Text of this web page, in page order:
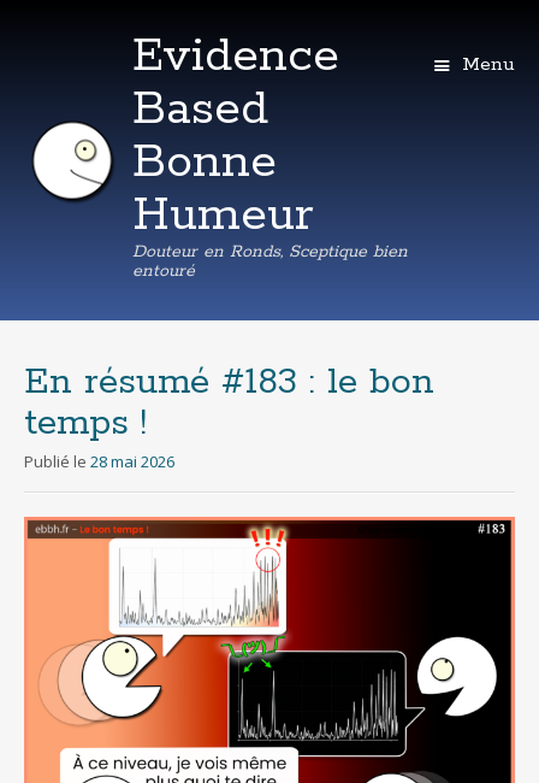
Evidence
Based
Bonne
Humeur
Douteur en Ronds, Sceptique bien
entouré
Menu
principal
En résumé #183 : le bon
temps !
Publié le 28 mai 2026